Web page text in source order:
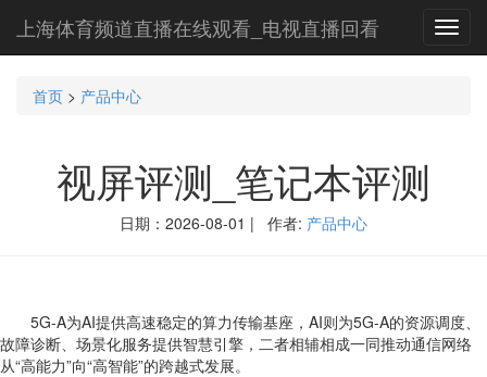
上海体育频道直播在线观看_电视直播回看
首页 > 产品中心
视屏评测_笔记本评测
日期：2026-08-01 | 作者: 产品中心
5G-A为AI提供高速稳定的算力传输基座，AI则为5G-A的资源调度、
故障诊断、场景化服务提供智慧引擎，二者相辅相成一同推动通信网络
从“高能力”向“高智能”的跨越式发展。